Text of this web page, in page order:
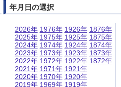
年月日の選択
2026年
2025年
2024年
2023年
2022年
2021年
2020年
2019年
1976年
1975年
1974年
1973年
1972年
1971年
1970年
1969年
1926年
1925年
1924年
1923年
1922年
1921年
1920年
1919年
1876年
1875年
1874年
1873年
1872年